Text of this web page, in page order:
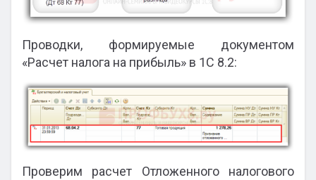
Проводки, формируемые документом
«Расчет налога на прибыль» в 1С 8.2:
Проверим расчет Отложенного налогового